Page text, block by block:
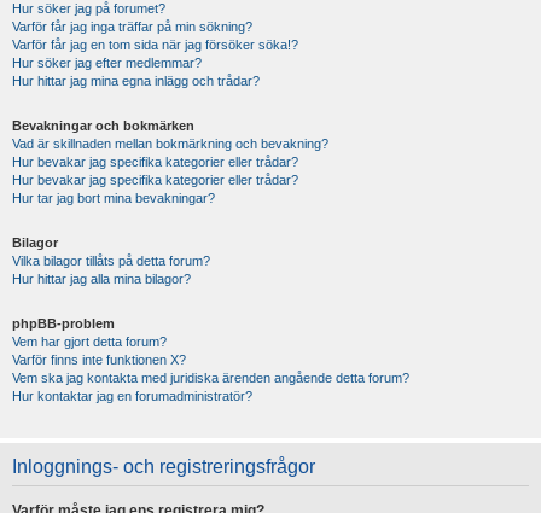
Hur söker jag på forumet?
Varför får jag inga träffar på min sökning?
Varför får jag en tom sida när jag försöker söka!?
Hur söker jag efter medlemmar?
Hur hittar jag mina egna inlägg och trådar?
Bevakningar och bokmärken
Vad är skillnaden mellan bokmärkning och bevakning?
Hur bevakar jag specifika kategorier eller trådar?
Hur bevakar jag specifika kategorier eller trådar?
Hur tar jag bort mina bevakningar?
Bilagor
Vilka bilagor tillåts på detta forum?
Hur hittar jag alla mina bilagor?
phpBB-problem
Vem har gjort detta forum?
Varför finns inte funktionen X?
Vem ska jag kontakta med juridiska ärenden angående detta forum?
Hur kontaktar jag en forumadministratör?
Inloggnings- och registreringsfrågor